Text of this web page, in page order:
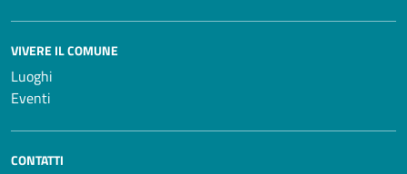
VIVERE IL COMUNE
Luoghi
Eventi
CONTATTI